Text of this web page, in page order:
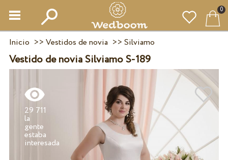
0
Inicio >> Vestidos de novia >> Silviamo
Vestido de novia Silviamo S-189
29 711
la
gente
estaba